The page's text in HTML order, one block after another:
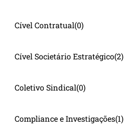
Cível Contratual(0)
Cível Societário Estratégico(2)
Coletivo Sindical(0)
Compliance e Investigações(1)